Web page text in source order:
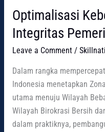
Optimalisasi
Integritas
Leave a Comment /
Dalam rangka
Indonesia menetapkan
utama menuju Wilayah
Wilayah Birokrasi Bersih
dalam praktiknya,